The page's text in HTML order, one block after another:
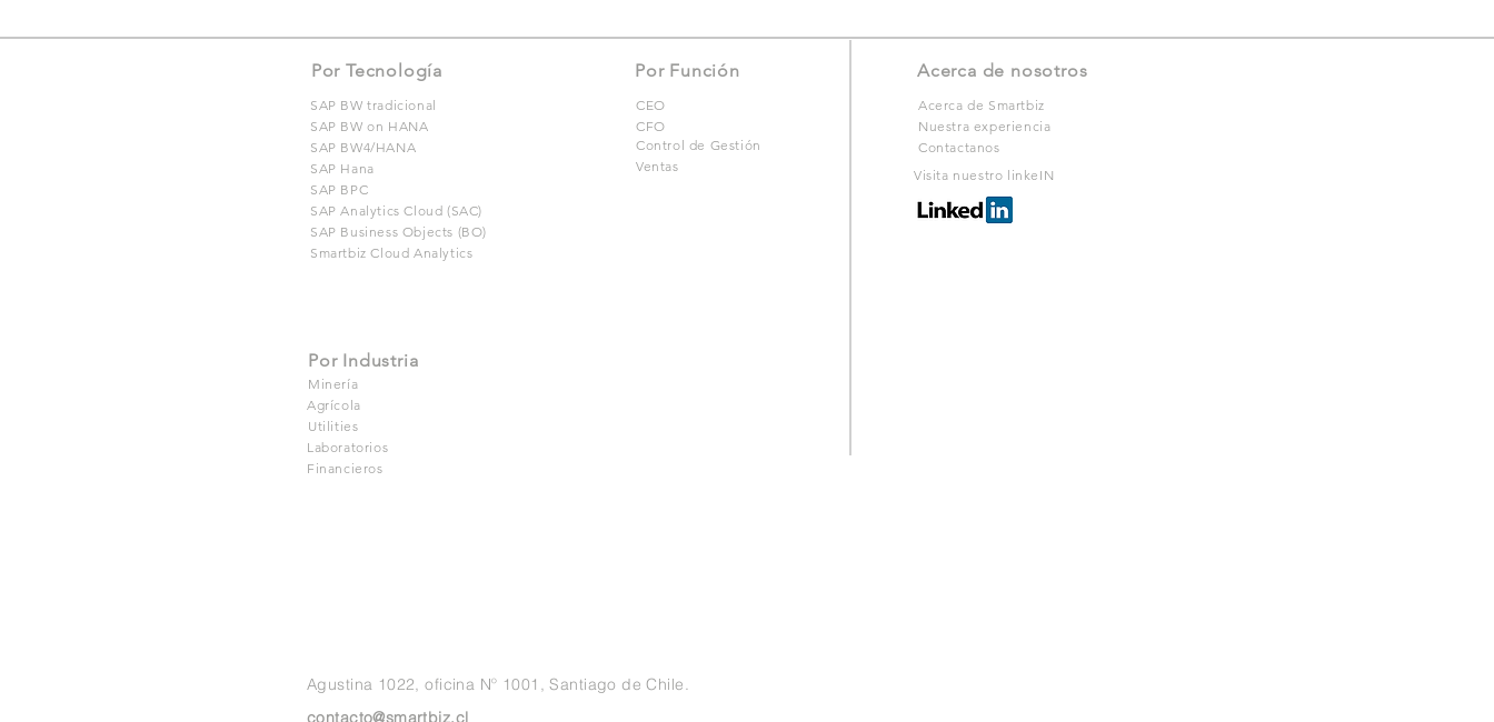
Por Tecnología
SAP BW tradicional
SAP BW on HANA
SAP BW4/HANA
SAP Hana
SAP BPC
SAP Analytics Cloud (SAC)
SAP Business Objects (BO)
Smartbiz Cloud Analytics
Por Industria
Minería
Agrícola
Utilities
Laboratorios
Financieros
Por Función
CEO
CFO
Control de Gestión
Ventas
Acerca de nosotros
Acerca de Smartbiz
Nuestra experiencia
Contactanos
Visita nuestro linkeIN
Agustina 1022, oficina Nº 1001, Santiago de Chile.
contacto@smartbiz.cl